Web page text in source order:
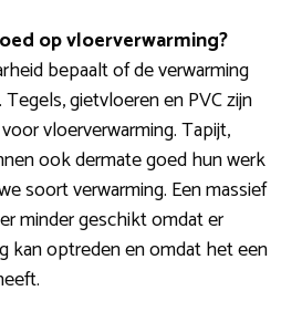
op vloerverwarming?
bepaalt of de verwarming
gietvloeren en PVC zijn
vloerverwarming. Tapijt,
ook dermate goed hun werk
soort verwarming. Een massief
minder geschikt omdat er
kan optreden en omdat het een